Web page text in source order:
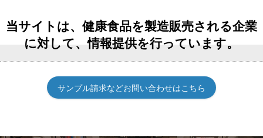
当サイトは、健康食品を製造販売される企業
に対して、情報提供を行っています。
サンプル請求などお問い合わせはこちら